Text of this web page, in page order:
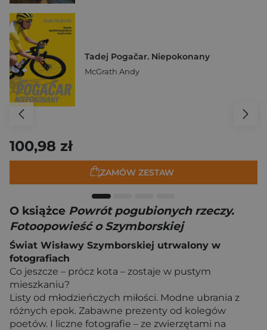
Tadej Pogačar. Niepokonany
McGrath Andy
100,98 zł
ZAMÓW ZESTAW
O książce Powrót pogubionych rzeczy.
Fotoopowieść o Szymborskiej
Świat Wisławy Szymborskiej utrwalony w
fotografiach
Co jeszcze – prócz kota – zostaje w pustym
mieszkaniu?
Listy od młodzieńczych miłości. Modne ubrania z
różnych epok. Zabawne prezenty od kolegów
poetów. I liczne fotografie – ze zwierzętami na